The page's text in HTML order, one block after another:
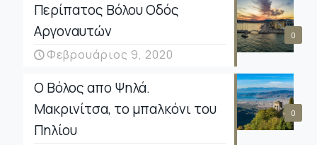
0
Περίπατος Βόλου Οδός
Αργοναυτών
Φεβρουάριος 9, 2020
0
Ο Βόλος απο Ψηλά.
Μακρινίτσα, το μπαλκόνι του
Πηλίου